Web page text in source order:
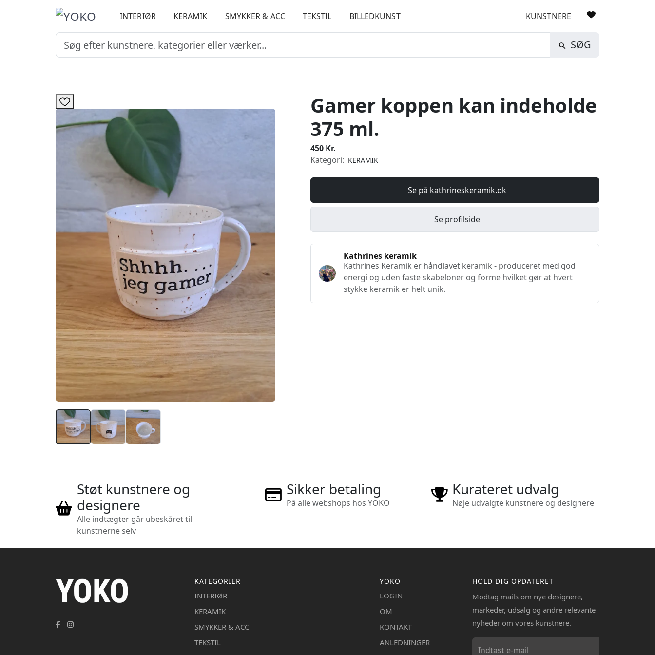
INTERIØR KERAMIK SMYKKER & ACC TEKSTIL BILLEDKUNST KUNSTNERE
SØG
Gamer koppen kan indeholde
375 ml.
450 Kr.
Kategori: KERAMIK
Se på kathrineskeramik.dk
Se profilside
Kathrines keramik
Kathrines Keramik er håndlavet keramik - produceret med god
energi og uden faste skabeloner og forme hvilket gør at hvert
stykke keramik er helt unik.
Støt kunstnere og
designere
Alle indtægter går ubeskåret til
kunstnerne selv
Sikker betaling
På alle webshops hos YOKO
Kurateret udvalg
Nøje udvalgte kunstnere og designere
KATEGORIER
INTERIØR
KERAMIK
SMYKKER & ACC
TEKSTIL
YOKO
LOGIN
OM
KONTAKT
ANLEDNINGER
HOLD DIG OPDATERET
Modtag mails om nye designere,
markeder, udsalg og andre relevante
nyheder om vores kunstnere.